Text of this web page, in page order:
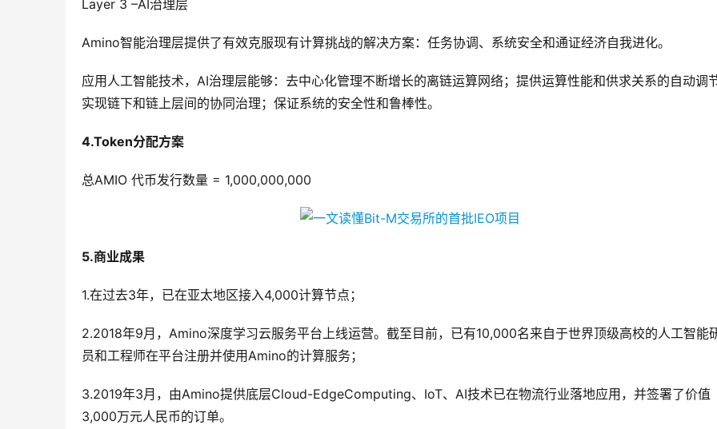
Layer 3 –AI治理层
Amino智能治理层提供了有效克服现有计算挑战的解决方案：任务协调、系统安全和通证经济自我进化。
应用人工智能技术，AI治理层能够：去中心化管理不断增长的离链运算网络；提供运算性能和供求关系的自动调
实现链下和链上层间的协同治理；保证系统的安全性和鲁棒性。
4.Token分配方案
总AMIO 代币发行数量 = 1,000,000,000
5.商业成果
1.在过去3年，已在亚太地区接入4,000计算节点；
2.2018年9月，Amino深度学习云服务平台上线运营。截至目前，已有10,000名来自于世界顶级高校的人工智能
员和工程师在平台注册并使用Amino的计算服务；
3.2019年3月，由Amino提供底层Cloud-EdgeComputing、IoT、AI技术已在物流行业落地应用，并签署了价值
3,000万元人民币的订单。